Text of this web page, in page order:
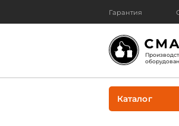
Гарантия
Каталог